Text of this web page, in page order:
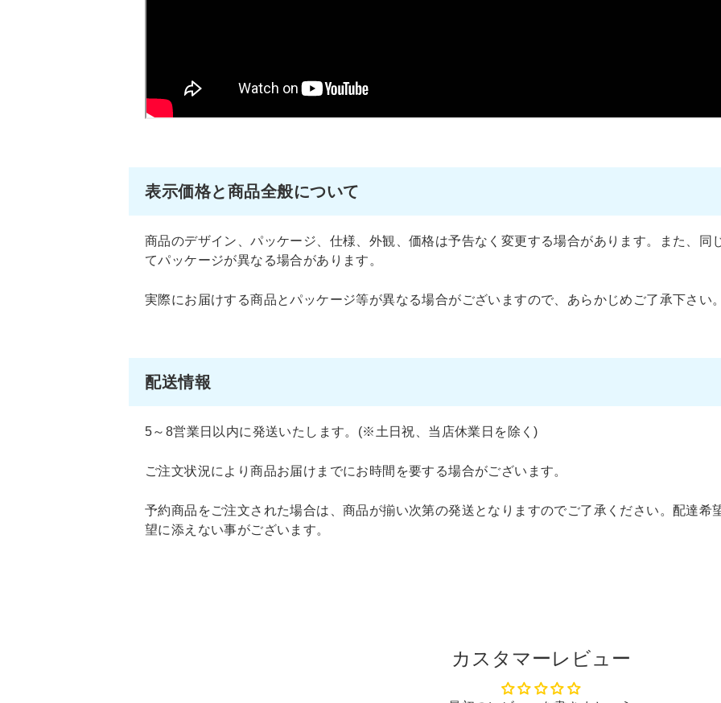
表示価格と商品全般について
商品のデザイン、パッケージ、仕様、外観、価格は予告なく変更する場合があります。また、同
てパッケージが異なる場合があります。
実際にお届けする商品とパッケージ等が異なる場合がございますので、あらかじめご了承下さい。
配送情報
5～8営業日以内に発送いたします。(※土日祝、当店休業日を除く)
ご注文状況により商品お届けまでにお時間を要する場合がございます。
予約商品をご注文された場合は、商品が揃い次第の発送となりますのでご了承ください。配達希
望に添えない事がございます。
カスタマーレビュー